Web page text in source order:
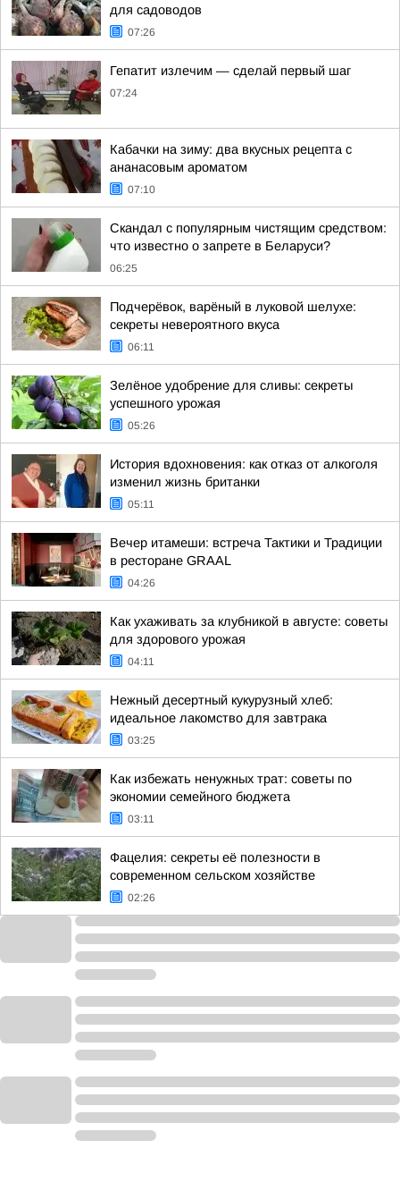
для садоводов
07:26
Гепатит излечим — сделай первый шаг
07:24
Кабачки на зиму: два вкусных рецепта с
ананасовым ароматом
07:10
Скандал с популярным чистящим средством:
что известно о запрете в Беларуси?
06:25
Подчерёвок, варёный в луковой шелухе:
секреты невероятного вкуса
06:11
Зелёное удобрение для сливы: секреты
успешного урожая
05:26
История вдохновения: как отказ от алкоголя
изменил жизнь британки
05:11
Вечер итамеши: встреча Тактики и Традиции
в ресторане GRAAL
04:26
Как ухаживать за клубникой в августе: советы
для здорового урожая
04:11
Нежный десертный кукурузный хлеб:
идеальное лакомство для завтрака
03:25
Как избежать ненужных трат: советы по
экономии семейного бюджета
03:11
Фацелия: секреты её полезности в
современном сельском хозяйстве
02:26